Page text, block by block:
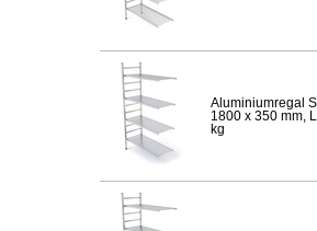
Aluminiumregal
1800 x 350 mm,
kg